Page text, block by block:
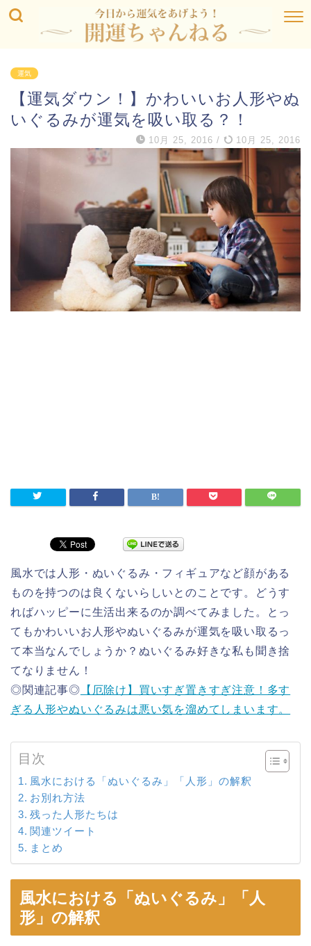
運気
【運気ダウン！】かわいいお人形やぬ
いぐるみが運気を吸い取る？！
10月 25, 2016 / 10月 25, 2016
風水では人形・ぬいぐるみ・フィギュアなど顔がある
ものを持つのは良くないらしいとのことです。どうす
ればハッピーに生活出来るのか調べてみました。とっ
てもかわいいお人形やぬいぐるみが運気を吸い取るっ
て本当なんでしょうか？ぬいぐるみ好きな私も聞き捨
てなりません！
◎関連記事◎ 【厄除け】買いすぎ置きすぎ注意！多す
ぎる人形やぬいぐるみは悪い気を溜めてしまいます。
目次
風水における「ぬいぐるみ」「人形」の解釈
お別れ方法
残った人形たちは
関連ツイート
まとめ
風水における「ぬいぐるみ」「人
形」の解釈